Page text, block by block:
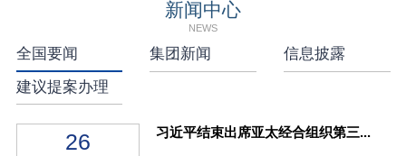
新闻中心
NEWS
全国要闻 集团新闻
信息披露
建议提案办理
26 习近平结束出席亚太经合组织第三...